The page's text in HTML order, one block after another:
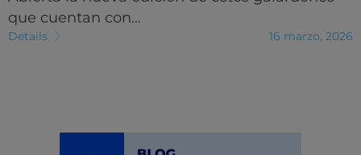
que cuentan con…
Details 16 marzo, 2026